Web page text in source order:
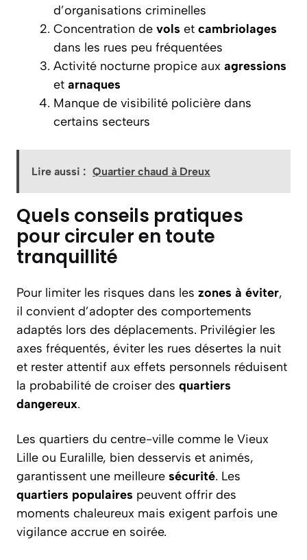
d’organisations criminelles
Concentration de vols et cambriolages
dans les rues peu fréquentées
Activité nocturne propice aux agressions
et arnaques
Manque de visibilité policière dans
certains secteurs
Lire aussi : Quartier chaud à Dreux
Quels conseils pratiques
pour circuler en toute
tranquillité
Pour limiter les risques dans les zones à éviter,
il convient d’adopter des comportements
adaptés lors des déplacements. Privilégier les
axes fréquentés, éviter les rues désertes la nuit
et rester attentif aux effets personnels réduisent
la probabilité de croiser des quartiers
dangereux.
Les quartiers du centre-ville comme le Vieux
Lille ou Euralille, bien desservis et animés,
garantissent une meilleure sécurité. Les
quartiers populaires peuvent offrir des
moments chaleureux mais exigent parfois une
vigilance accrue en soirée.